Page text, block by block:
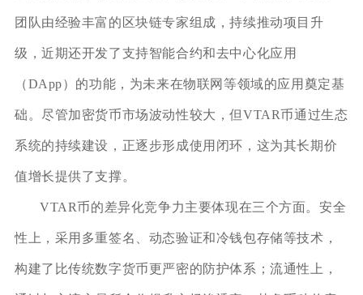
团队由经验丰富的区块链专家组成，持续推动项目升
级，近期还开发了支持智能合约和去中心化应用
（DApp）的功能，为未来在物联网等领域的应用奠定基
础。尽管加密货币市场波动性较大，但VTAR币通过生态
系统的持续建设，正逐步形成使用闭环，这为其长期价
值增长提供了支撑。
VTAR币的差异化竞争力主要体现在三个方面。安全
性上，采用多重签名、动态验证和冷钱包存储等技术，
构建了比传统数字货币更严密的防护体系；流通性上，